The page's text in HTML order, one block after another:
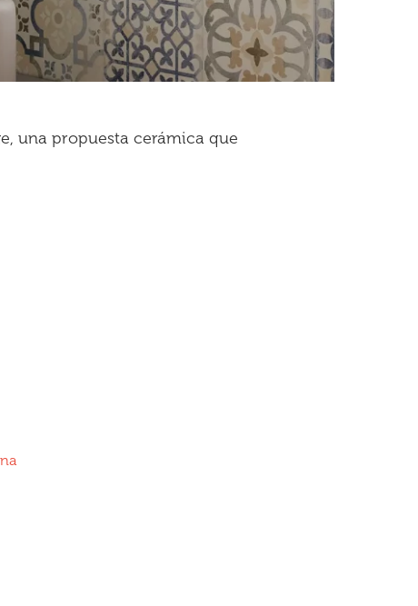
una propuesta cerámica que